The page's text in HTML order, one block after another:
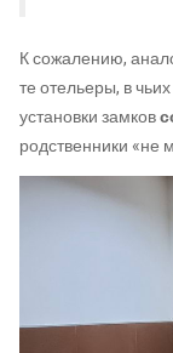
К сожалению,
те отельеры, в
установки замков
родственники «не